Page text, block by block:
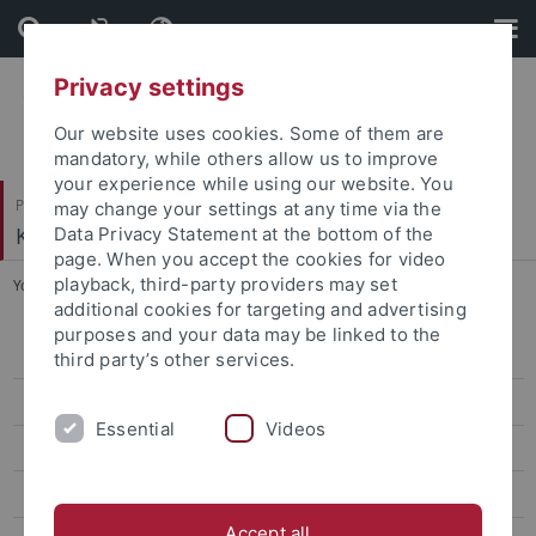
Skip
to
content
Skip
to
footer
Philosophische Fakultät
Koreanistik
You are here: Startseite ... Für alle Semester SoSe 2021
Lehre Master SoSe26
Lehre Bachelor WiSe 2025/26
Privacy settings
Our website uses cookies. Some of them are
mandatory, while others allow us to improve
your experience while using our website. You
may change your settings at any time via the
Data Privacy Statement at the bottom of the
page. When you accept the cookies for video
playback, third-party providers may set
additional cookies for targeting and advertising
purposes and your data may be linked to the
third party’s other services.
Essential Videos